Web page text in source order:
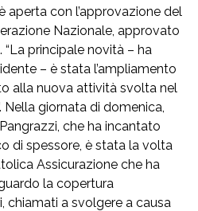
aperta con l’approvazione del
Nazionale, approvato
“La principale novità – ha
– è stata l’ampliamento
alla nuova attività svolta nel
giornata di domenica,
che ha incantato
di spessore, è stata la volta
Assicurazione che ha
la copertura
chiamati a svolgere a causa